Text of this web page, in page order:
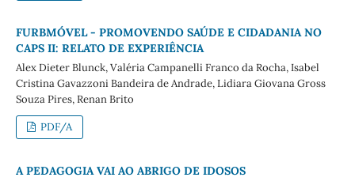
FURBMÓVEL - PROMOVENDO SAÚDE E CIDADANIA NO
CAPS II: RELATO DE EXPERIÊNCIA
Alex Dieter Blunck, Valéria Campanelli Franco da Rocha, Isabel
Cristina Gavazzoni Bandeira de Andrade, Lidiara Giovana Gross
Souza Pires, Renan Brito
PDF/A
A PEDAGOGIA VAI AO ABRIGO DE IDOSOS